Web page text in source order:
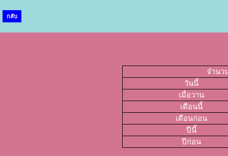
กลับ
จำนว
วันนี้
เมื่อวาน
เดือนนี้
เดือนก่อน
ปีนี้
ปีก่อน